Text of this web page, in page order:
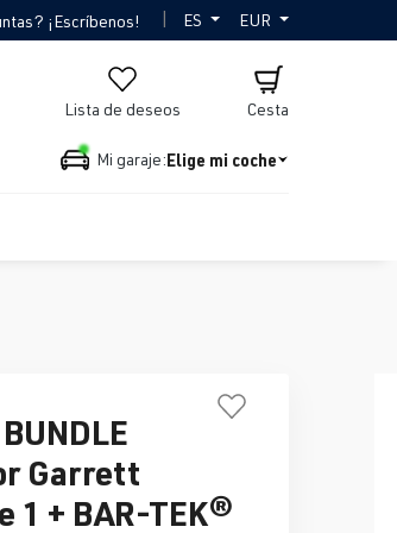
¡Escríbenos! | ES EUR
Lista de deseos Cesta
Mi garaje:Elige mi coche
Garrett
1 + BAR-TEK®